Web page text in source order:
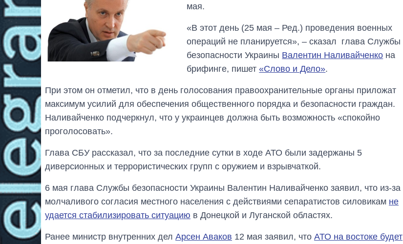
мая.
«В этот день (25 мая – Ред.) проведения военных
операций не планируется», – сказал глава Службы
безопасности Украины Валентин Наливайченко на
брифинге, пишет«Слово и Дело».
При этом он отметил, что в день голосования правоохранительные органы приложат
максимум усилий для обеспечения общественного порядка и безопасности граждан.
Наливайченко подчеркнул, что у украинцев должна быть возможность «спокойно
проголосовать».
Глава СБУ рассказал, что за последние сутки в ходе АТО были задержаны 5
диверсионных и террористических групп с оружием и взрывчаткой.
6 мая глава Службы безопасности Украины Валентин Наливайченко заявил, что из-за
молчаливого согласия местного населения с действиями сепаратистов силовикам не
удается стабилизировать ситуацию в Донецкой и Луганской областях.
Ранее министр внутренних дел Арсен Аваков 12 мая заявил, что АТО на востоке будет